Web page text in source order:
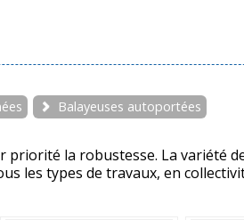
Balayeuses autoportées
priorité la robustesse. La variété
les types de travaux, en